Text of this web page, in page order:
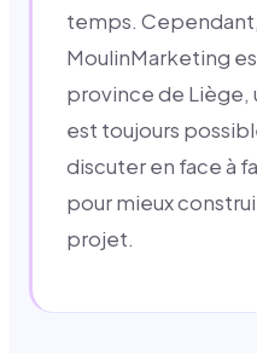
temps.
MoulinMarketing
province de Liège,
est toujours
discuter en face à
pour mieux
projet.